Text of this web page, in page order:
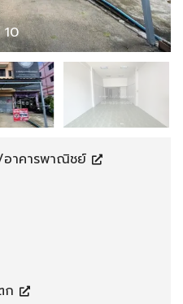
10
าคารพาณิชย์
ก